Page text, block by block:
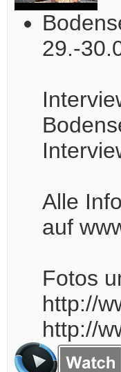
29.-
Alle
auf
Fotos
http://
http://